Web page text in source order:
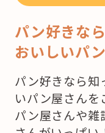
パン好きな
おいしいパ
パン好きなら知
いパン屋さんを
パン屋さんや雑